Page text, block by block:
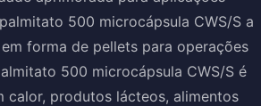
500 microcápsula CWS/S a
forma de pellets para operações
500 microcápsula CWS/S é
calor, produtos lácteos, alimentos